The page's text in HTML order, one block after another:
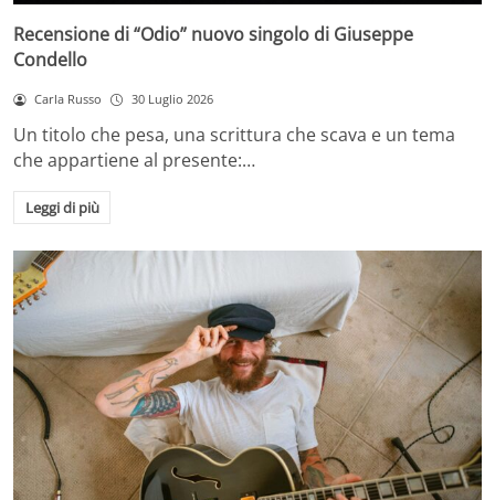
Recensione di “Odio” nuovo singolo di Giuseppe
Condello
Carla Russo 30 Luglio 2026
Un titolo che pesa, una scrittura che scava e un tema
che appartiene al presente:…
Leggi di più